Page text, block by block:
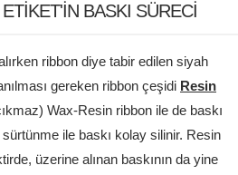
BASKI SÜRECI
alırken ribbon diye tabir edilen siyah
gereken ribbon çeşidi Resin
Wax-Resin ribbon ile de baskı
sürtünme ile baskı kolay silinir. Resin
üzerine alınan baskının da yine